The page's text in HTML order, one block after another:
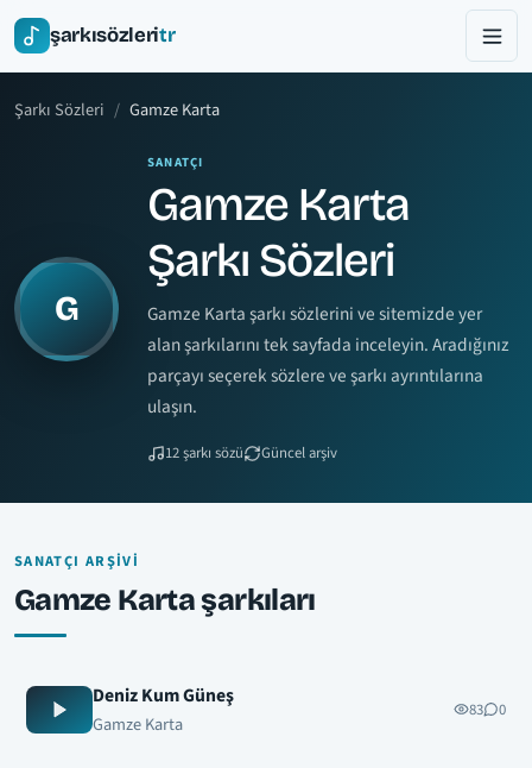
şarkısözleritr
Şarkı Sözleri Gamze Karta
G
SANATÇI
Gamze Karta
Şarkı Sözleri
Gamze Karta şarkı sözlerini ve sitemizde yer
alan şarkılarını tek sayfada inceleyin. Aradığınız
parçayı seçerek sözlere ve şarkı ayrıntılarına
ulaşın.
12 şarkı sözü Güncel arşiv
SANATÇI ARŞIVI
Gamze Karta şarkıları
Deniz Kum Güneş
Gamze Karta
83 0